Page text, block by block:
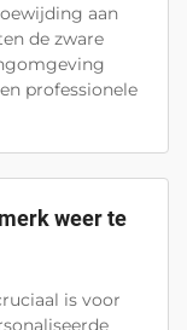
aan
de zware
professionele
weer te
is voor